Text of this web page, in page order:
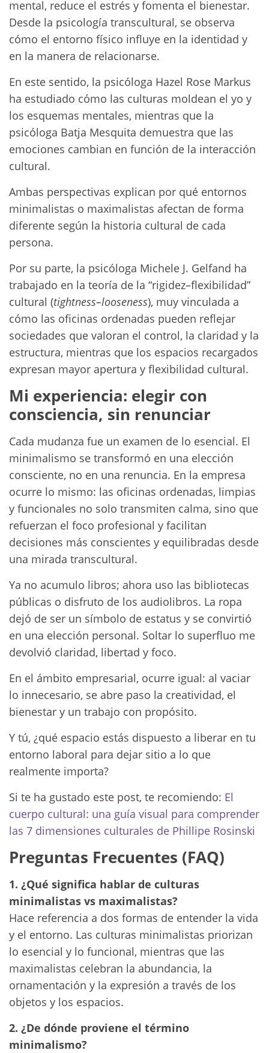
mental, reduce el estrés y fomenta el bienestar.
Desde la psicología transcultural, se observa
cómo el entorno físico influye en la identidad y
en la manera de relacionarse.
En este sentido, la psicóloga Hazel Rose Markus
ha estudiado cómo las culturas moldean el yo y
los esquemas mentales, mientras que la
psicóloga Batja Mesquita demuestra que las
emociones cambian en función de la interacción
cultural.
Ambas perspectivas explican por qué entornos
minimalistas o maximalistas afectan de forma
diferente según la historia cultural de cada
persona.
Por su parte, la psicóloga Michele J. Gelfand ha
trabajado en la teoría de la “rigidez–flexibilidad”
cultural (tightness–looseness), muy vinculada a
cómo las oficinas ordenadas pueden reflejar
sociedades que valoran el control, la claridad y la
estructura, mientras que los espacios recargados
expresan mayor apertura y flexibilidad cultural.
Mi experiencia: elegir con
consciencia, sin renunciar
Cada mudanza fue un examen de lo esencial. El
minimalismo se transformó en una elección
consciente, no en una renuncia. En la empresa
ocurre lo mismo: las oficinas ordenadas, limpias
y funcionales no solo transmiten calma, sino que
refuerzan el foco profesional y facilitan
decisiones más conscientes y equilibradas desde
una mirada transcultural.
Ya no acumulo libros; ahora uso las bibliotecas
públicas o disfruto de los audiolibros. La ropa
dejó de ser un símbolo de estatus y se convirtió
en una elección personal. Soltar lo superfluo me
devolvió claridad, libertad y foco.
En el ámbito empresarial, ocurre igual: al vaciar
lo innecesario, se abre paso la creatividad, el
bienestar y un trabajo con propósito.
Y tú, ¿qué espacio estás dispuesto a liberar en tu
entorno laboral para dejar sitio a lo que
realmente importa?
Si te ha gustado este post, te recomiendo: El
cuerpo cultural: una guía visual para comprender
las 7 dimensiones culturales de Phillipe Rosinski
Preguntas Frecuentes (FAQ)
1. ¿Qué significa hablar de culturas
minimalistas vs maximalistas?
Hace referencia a dos formas de entender la vida
y el entorno. Las culturas minimalistas priorizan
lo esencial y lo funcional, mientras que las
maximalistas celebran la abundancia, la
ornamentación y la expresión a través de los
objetos y los espacios.
2. ¿De dónde proviene el término
minimalismo?